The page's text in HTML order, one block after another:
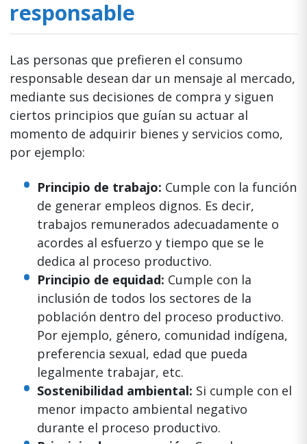
responsable
Las personas que prefieren el consumo
responsable desean dar un mensaje al mercado,
mediante sus decisiones de compra y siguen
ciertos principios que guían su actuar al
momento de adquirir bienes y servicios como,
por ejemplo:
Principio de trabajo: Cumple con la función
de generar empleos dignos. Es decir,
trabajos remunerados adecuadamente o
acordes al esfuerzo y tiempo que se le
dedica al proceso productivo.
Principio de equidad: Cumple con la
inclusión de todos los sectores de la
población dentro del proceso productivo.
Por ejemplo, género, comunidad indígena,
preferencia sexual, edad que pueda
legalmente trabajar, etc.
Sostenibilidad ambiental: Si cumple con el
menor impacto ambiental negativo
durante el proceso productivo.